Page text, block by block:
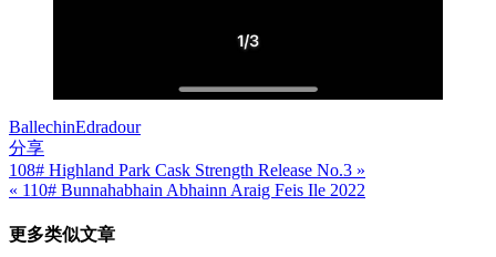
BallechinEdradour
分享
文
导
108# Highland Park Cask Strength Release No.3 »
« 110# Bunnahabhain Abhainn Araig Feis Ile 2022
更多类似文章